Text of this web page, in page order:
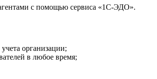
с помощью сервиса «1С-ЭДО».
организации;
в любое время;